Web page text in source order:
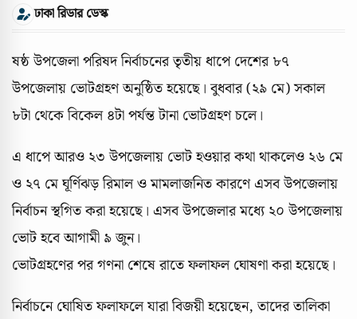
ঢাকা রিডার ডেস্ক
ষষ্ঠ উপজেলা পরিষদ নির্বাচনের তৃতীয় ধাপে দেশের ৮৭
উপজেলায় ভোটগ্রহণ অনুষ্ঠিত হয়েছে। বুধবার (২৯ মে) সকাল
৮টা থেকে বিকেল ৪টা পর্যন্ত টানা ভোটগ্রহণ চলে।
এ ধাপে আরও ২৩ উপজেলায় ভোট হওয়ার কথা থাকলেও ২৬ মে
ও ২৭ মে ঘূর্ণিঝড় রিমাল ও মামলাজনিত কারণে এসব উপজেলায়
নির্বাচন স্থগিত করা হয়েছে। এসব উপজেলার মধ্যে ২০ উপজেলায়
ভোট হবে আগামী ৯ জুন।
ভোটগ্রহণের পর গণনা শেষে রাতে ফলাফল ঘোষণা করা হয়েছে।
নির্বাচনে ঘোষিত ফলাফলে যারা বিজয়ী হয়েছেন, তাদের তালিকা